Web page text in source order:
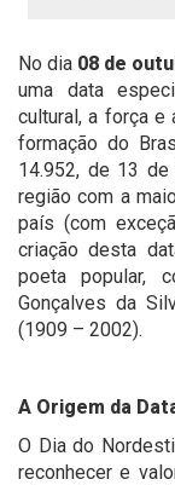
No dia 08 de
uma data
cultural, a força e
formação do
14.952, de 13
região com a
país (com
criação desta
poeta popular,
Gonçalves da
(1909 – 2002).
A Origem da
O Dia do
reconhecer e